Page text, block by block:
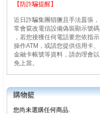
【防詐騙提醒】
近日詐騙集團猖獗且手法囂張，
常會竄改電信設備偽裝顯示號碼
，若您接獲任何電話要您依指示
操作ATM，或請您提供信用卡、
金融卡帳號等資料，請勿理會以
免上當。
購物籃
您尚未選購任何商品.